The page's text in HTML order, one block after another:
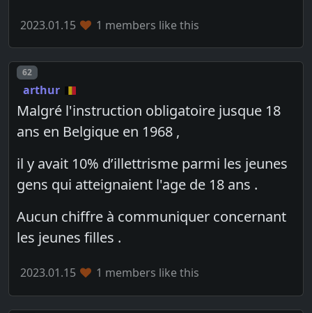
2023.01.15 1 members like this
Post number
62
arthur
Malgré l'instruction obligatoire jusque 18
ans en Belgique en 1968 ,
il y avait 10% d’illettrisme parmi les jeunes
gens qui atteignaient l'age de 18 ans .
Aucun chiffre à communiquer concernant
les jeunes filles .
2023.01.15 1 members like this